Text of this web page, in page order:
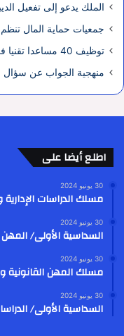
الملك يدعو إلى تفعيل
جمعيات حماية المال
توظيف 40 مساعدا تقنيا في وزارة الصحة
منهجية الجواب عن سؤال
اطلع أيضا على
30 يونيو 2024
مسلك الدراسات الإدارية
30 يونيو 2024
السداسية الأولى/ المهن
30 يونيو 2024
مسلك المهن القانونية
30 يونيو 2024
السداسية الأولى/